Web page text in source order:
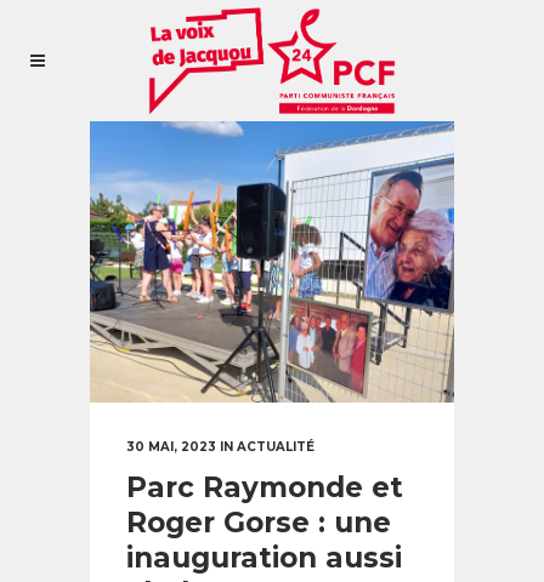
30 MAI, 2023 IN ACTUALITÉ
Parc Raymonde et
Roger Gorse : une
inauguration aussi